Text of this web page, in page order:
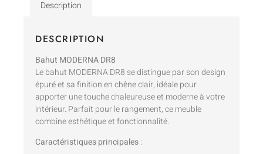
Description
DESCRIPTION
Bahut MODERNA DR8
Le bahut MODERNA DR8 se distingue par son design
épuré et sa finition en chêne clair, idéale pour
apporter une touche chaleureuse et moderne à votre
intérieur. Parfait pour le rangement, ce meuble
combine esthétique et fonctionnalité.
Caractéristiques principales: